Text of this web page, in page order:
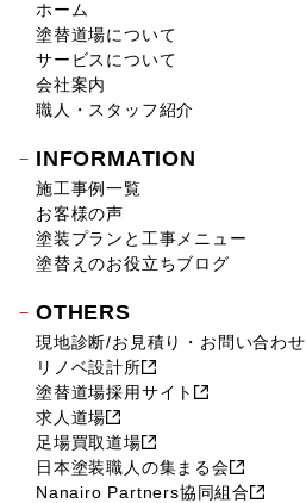
ホーム
塗替道場について
サービスについて
会社案内
職人・スタッフ紹介
INFORMATION
施工事例一覧
お客様の声
塗装プランと工事メニュー
塗替えのお役立ちブログ
OTHERS
現地診断/お見積り・お問い合わせ
リノベ設計所
塗替道場採用サイト
求人道場
足場買取道場
日本塗装職人の集まる会
Nanairo Partners協同組合